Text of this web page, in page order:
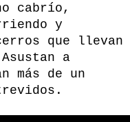
cabrío,
y
que llevan
a
más de un